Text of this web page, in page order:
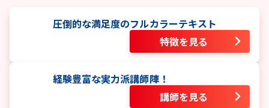
圧倒的な満足度のフルカラーテキスト
特徴を見る
経験豊富な実力派講師陣！
講師を見る